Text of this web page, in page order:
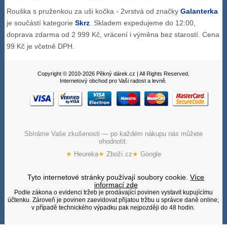
Rouška s pruženkou za uši kočka - 2vrstvá od značkyGalanterka
je součástí kategorieSkrz. Skladem expedujeme do 12:00,
doprava zdarma od 2 999 Kč, vrácení i výměna bez starostí. Cena
99 Kč je včetně DPH.
Copyright © 2010-2026 Pěkný dárek.cz | All Rights Reserved.
Internetový obchod pro Vaši radost a levně.
Sbíráme Vaše zkušenosti — po každém nákupu nás můžete
ohodnotit:
★ Heureka★ Zboží.cz★ Google
Tyto internetové stránky používají soubory cookie.Více
informací zde
Podle zákona o evidenci tržeb je prodávající povinen vystavit kupujícímu
účtenku. Zároveň je povinen zaevidovat přijatou tržbu u správce daně online;
v případě technického výpadku pak nejpozději do 48 hodin.